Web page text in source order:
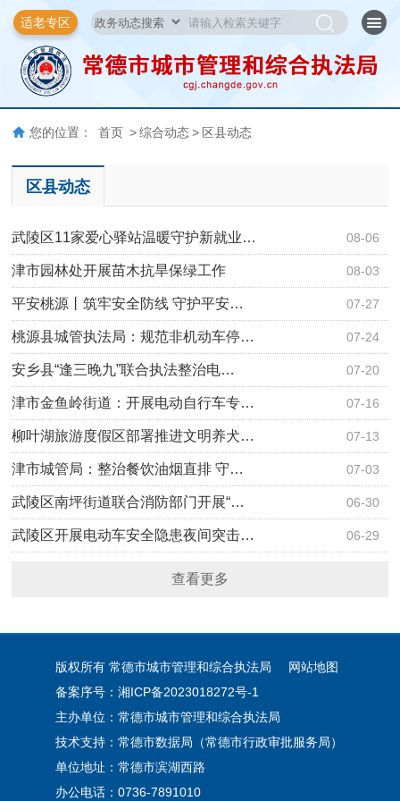
适老专区
您的位置： 首页 > 综合动态 > 区县动态
区县动态
08-06
武陵区11家爱心驿站温暖守护新就业…
08-03
津市园林处开展苗木抗旱保绿工作
07-27
平安桃源丨筑牢安全防线 守护平安…
07-24
桃源县城管执法局：规范非机动车停…
07-20
安乡县“逢三晚九”联合执法整治电…
07-16
津市金鱼岭街道：开展电动自行车专…
07-13
柳叶湖旅游度假区部署推进文明养犬…
07-03
津市城管局：整治餐饮油烟直排 守…
06-30
武陵区南坪街道联合消防部门开展“…
06-29
武陵区开展电动车安全隐患夜间突击…
查看更多
版权所有 常德市城市管理和综合执法局
网站地图
备案序号：湘ICP备2023018272号-1
主办单位：常德市城市管理和综合执法局
技术支持：常德市数据局（常德市行政审批服务局）
单位地址：常德市滨湖西路
办公电话：0736-7891010